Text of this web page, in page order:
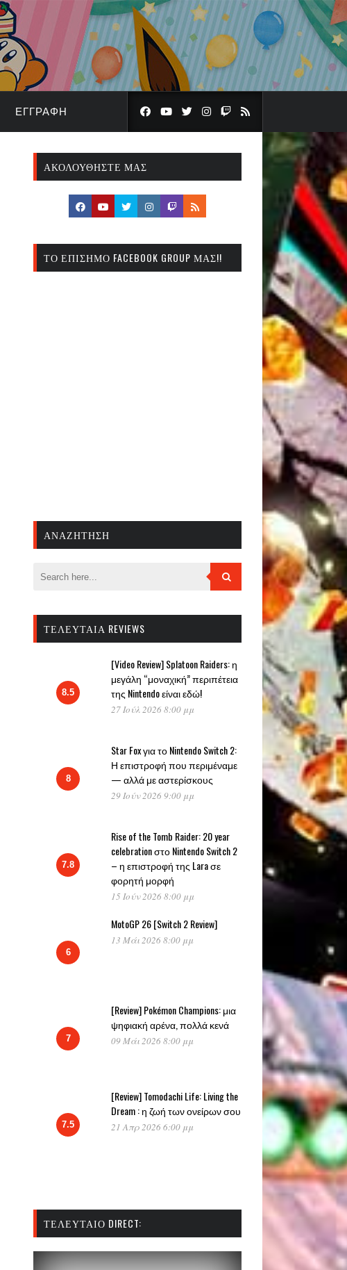
ΕΓΓΡΑΦΉ
ΑΚΟΛΟΥΘΉΣΤΕ ΜΑΣ
ΤΟ ΕΠΊΣΗΜΟ FACEBOOK GROUP ΜΑΣ!!
ΑΝΑΖΉΤΗΣΗ
ΤΕΛΕΥΤΑΊΑ REVIEWS
8.5
[Video Review] Splatoon Raiders: η
μεγάλη “μοναχική” περιπέτεια
της Nintendo είναι εδώ!
27 Ιούλ 2026 8:00 μμ
8
Star Fox για το Nintendo Switch 2:
Η επιστροφή που περιμέναμε
— αλλά με αστερίσκους
29 Ιούν 2026 9:00 μμ
7.8
Rise of the Tomb Raider: 20 year
celebration στο Nintendo Switch 2
– η επιστροφή της Lara σε
φορητή μορφή
15 Ιούν 2026 8:00 μμ
6
MotoGP 26 [Switch 2 Review]
13 Μάι 2026 8:00 μμ
7
[Review] Pokémon Champions: μια
ψηφιακή αρένα, πολλά κενά
09 Μάι 2026 8:00 μμ
7.5
[Review] Tomodachi Life: Living the
Dream : η ζωή των ονείρων σου
21 Απρ 2026 6:00 μμ
ΤΕΛΕΥΤΑΊΟ DIRECT: